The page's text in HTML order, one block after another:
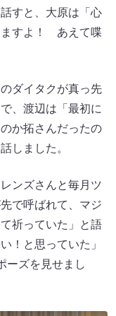
すと、大原は「心
ますよ！ あえて喋
ダイタクが真っ先
、渡辺は「最初に
か拓さんだったの
しました。
ンズさんと毎月ツ
で呼ばれて、マジ
祈っていた」と語
！と思っていた」
ーズを見せまし